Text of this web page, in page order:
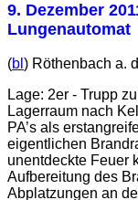
9. Dezember
Lungenautomat
(bl ) Röthenbach a.
Lage: 2er - Trupp
Lagerraum nach
PA’s als
eigentlichen
unentdeckte Feuer
Aufbereitung des
Abplatzungen an